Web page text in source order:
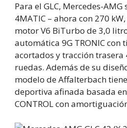
Para el GLC, Mercedes-AMG
4MATIC – ahora con 270
motor V6 BiTurbo de 3,0
automática 9G TRONIC con
acortados y tracción trasera
ruedas. Además de su
modelo de Affalterbach
deportiva afinada basada en
CONTROL con